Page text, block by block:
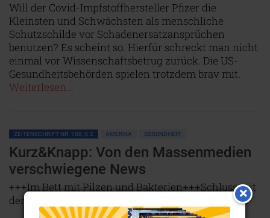
Will der Covid-Impfstoffhersteller Pfizer die
Kleinsten und Schwächsten als menschliche
Schutzschilde vor Schadenersatzansprüchen
benutzen? Es scheint so. Hierfür schreckt man nicht
einmal vor Wissenschaftsbetrug zurück. Die US-
Gesundheitsbehörden spielen trotzdem brav mit.
Weiterlesen...
ZEITENSCHRIFT NR. 108, S.2 AMERIKA GESUNDHEIT
Kurz&Knapp: Von den Massenmedien
verschwiegene News
+++Im Bett mit Pilzen und Bakterien+++Schluss mit
der Angst!+++